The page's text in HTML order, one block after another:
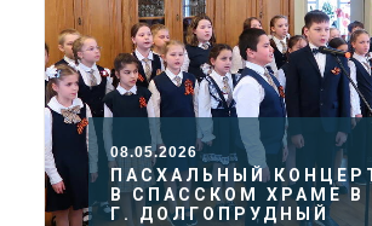
08.05.2026
ПАСХАЛЬНЫЙ
В СПАССКОМ ХРАМЕ В
Г. ДОЛГОПРУДНЫЙ